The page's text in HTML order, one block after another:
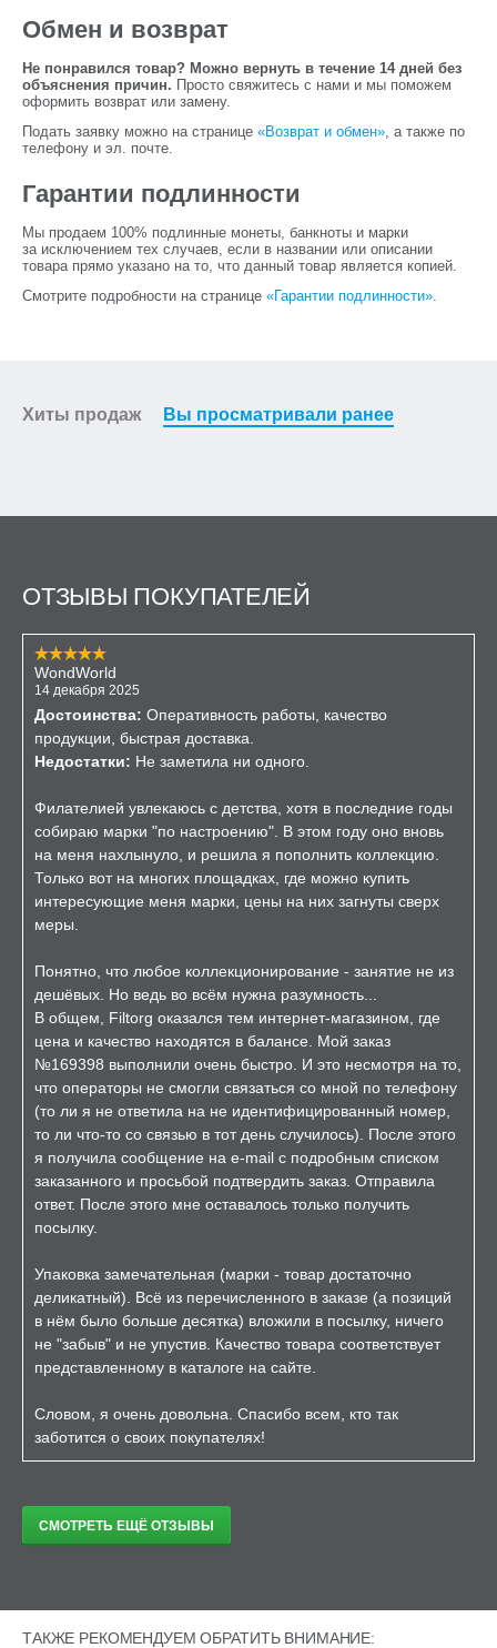
Обмен и возврат
Не понравился товар? Можно вернуть в течение 14 дней без
объяснения причин. Просто свяжитесь с нами и мы поможем
оформить возврат или замену.
Подать заявку можно на странице «Возврат и обмен», а также по
телефону и эл. почте.
Гарантии подлинности
Мы продаем 100% подлинные монеты, банкноты и марки
за исключением тех случаев, если в названии или описании
товара прямо указано на то, что данный товар является копией.
Смотрите подробности на странице «Гарантии подлинности».
Хиты продаж Вы просматривали ранее
ОТЗЫВЫ ПОКУПАТЕЛЕЙ
WondWorld
14 декабря 2025
Достоинства: Оперативность работы, качество
продукции, быстрая доставка.
Недостатки: Не заметила ни одного.
Филателией увлекаюсь с детства, хотя в последние годы
собираю марки "по настроению". В этом году оно вновь
на меня нахлынуло, и решила я пополнить коллекцию.
Только вот на многих площадках, где можно купить
интересующие меня марки, цены на них загнуты сверх
меры.
Понятно, что любое коллекционирование - занятие не из
дешёвых. Но ведь во всём нужна разумность...
В общем, Filtorg оказался тем интернет-магазином, где
цена и качество находятся в балансе. Мой заказ
№169398 выполнили очень быстро. И это несмотря на то,
что операторы не смогли связаться со мной по телефону
(то ли я не ответила на не идентифицированный номер,
то ли что-то со связью в тот день случилось). После этого
я получила сообщение на e-mail с подробным списком
заказанного и просьбой подтвердить заказ. Отправила
ответ. После этого мне оставалось только получить
посылку.
Упаковка замечательная (марки - товар достаточно
деликатный). Всё из перечисленного в заказе (а позиций
в нём было больше десятка) вложили в посылку, ничего
не "забыв" и не упустив. Качество товара соответствует
представленному в каталоге на сайте.
Словом, я очень довольна. Спасибо всем, кто так
заботится о своих покупателях!
СМОТРЕТЬ ЕЩЁ ОТЗЫВЫ
ТАКЖЕ РЕКОМЕНДУЕМ ОБРАТИТЬ ВНИМАНИЕ: